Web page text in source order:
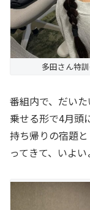
多田さん特
番組内で、だい
乗せる形で4月頭
持ち帰りの宿題
ってきて、いよい